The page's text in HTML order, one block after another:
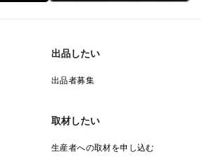
出品したい
出品者募集
取材したい
生産者への取材を申し込む